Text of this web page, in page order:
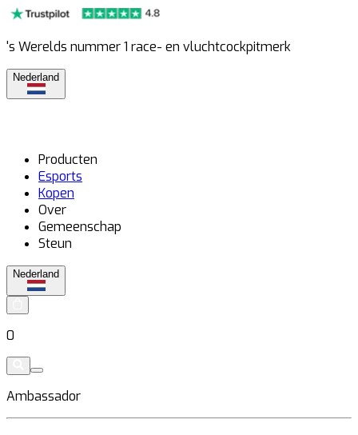
's Werelds nummer 1 race- en vluchtcockpitmerk
Nederland
Producten
Esports
Kopen
Over
Gemeenschap
Steun
Nederland
0
Ambassador